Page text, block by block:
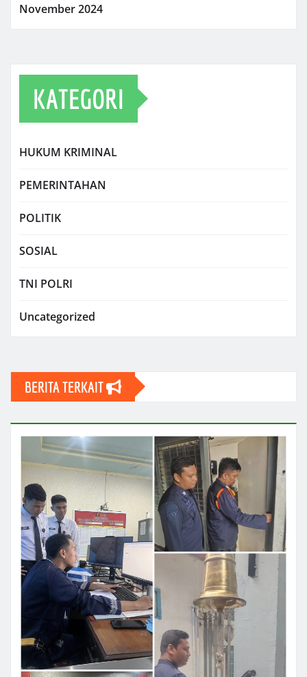
November 2024
KATEGORI
HUKUM KRIMINAL
PEMERINTAHAN
POLITIK
SOSIAL
TNI POLRI
Uncategorized
BERITA TERKAIT